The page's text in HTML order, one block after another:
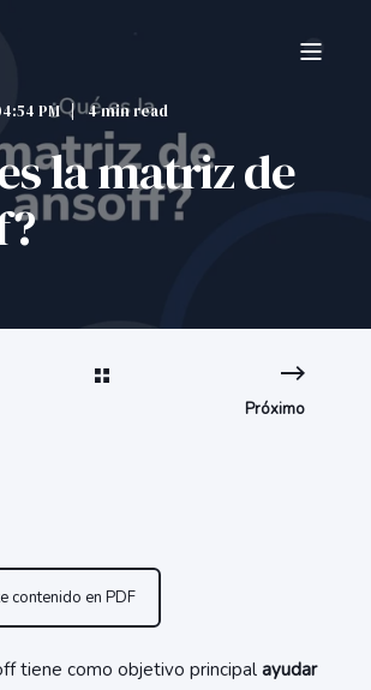
PM 4 min read
la matriz de
Próximo
contenido en PDF
tiene como objetivo principal ayudar